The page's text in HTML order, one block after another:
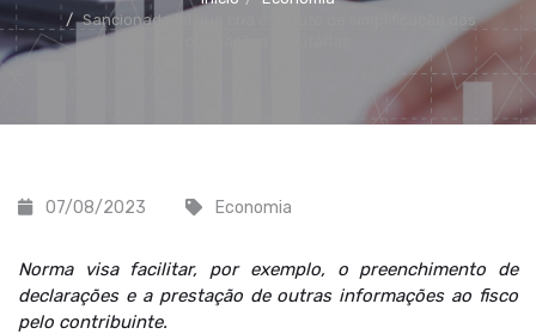
Sancionada lei que cria estatuto de simplificação das
07/08/2023 Economia
Norma visa facilitar, por exemplo, o preenchimento de
declarações e a prestação de outras informações ao fisco
pelo contribuinte.